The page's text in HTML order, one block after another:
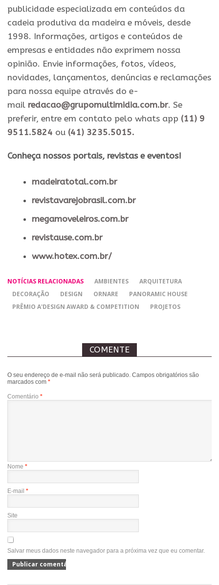
publicidade especializada em conteúdos da
cadeia produtiva da madeira e móveis, desde
1998. Informações, artigos e conteúdos de
empresas e entidades não exprimem nossa
opinião. Envie informações, fotos, vídeos,
novidades, lançamentos, denúncias e reclamações
para nossa equipe através do e-
mail redacao@grupomultimidia.com.br. Se
preferir, entre em contato pelo whats app (11) 9
9511.5824 ou (41) 3235.5015.
​Conheça nossos ​portais, revistas e eventos​!
madeiratotal.com.br
revistavarejobrasil.com.br
megamoveleiros.com.br
revistause.com.br
www.hotex.com.br/
NOTÍCIAS RELACIONADAS AMBIENTES
ARQUITETURA
DECORAÇÃO
DESIGN ORNARE
PANORAMIC HOUSE
PRÊMIO A'DESIGN AWARD & COMPETITION
PROJETOS
COMENTE
O seu endereço de e-mail não será publicado. Campos obrigatórios são
marcados com *
Comentário *
Nome *
E-mail *
Site
Salvar meus dados neste navegador para a próxima vez que eu comentar.